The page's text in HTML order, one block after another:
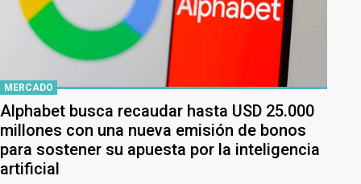
MERCADO
Alphabet busca recaudar hasta USD 25.000
millones con una nueva emisión de bonos
para sostener su apuesta por la inteligencia
artificial